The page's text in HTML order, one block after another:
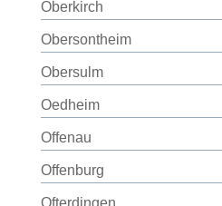
Oberkirch
Obersontheim
Obersulm
Oedheim
Offenau
Offenburg
Ofterdingen